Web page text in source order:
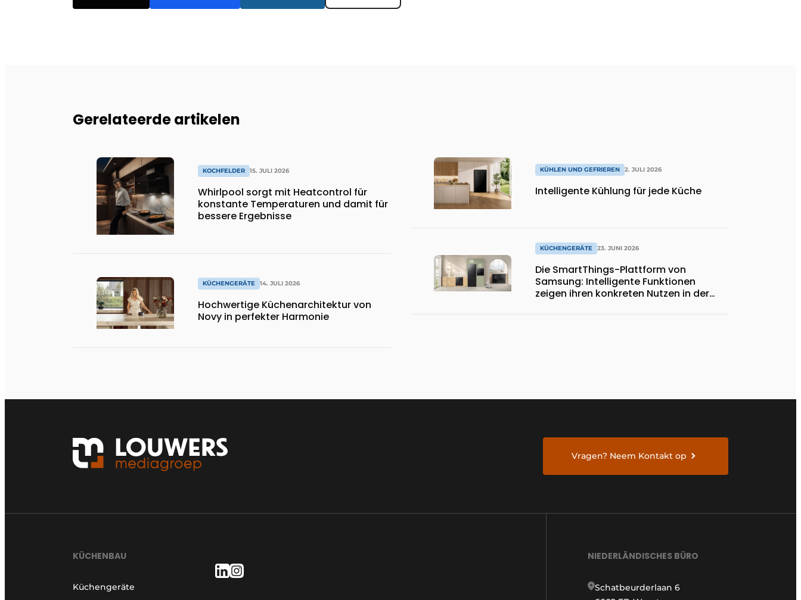
Gerelateerde artikelen
KOCHFELDER 15. JULI 2026
Whirlpool sorgt mit Heatcontrol für
konstante Temperaturen und damit für
bessere Ergebnisse
KÜCHENGERÄTE 14. JULI 2026
Hochwertige Küchenarchitektur von
Novy in perfekter Harmonie
KÜHLEN UND GEFRIEREN 2. JULI 2026
Intelligente Kühlung für jede Küche
KÜCHENGERÄTE 23. JUNI 2026
Die SmartThings-Plattform von
Samsung: Intelligente Funktionen
zeigen ihren konkreten Nutzen in der
Vragen? Neem Kontakt op
KÜCHENBAU
Küchengeräte
NIEDERLÄNDISCHES BÜRO
Schatbeurderlaan 6